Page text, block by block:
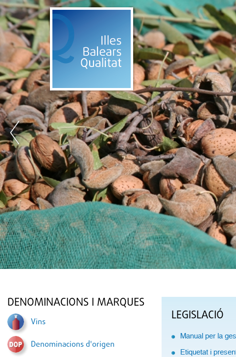
DENOMINACIONS I MARQUES
Vins
Denominacions d'origen
LEGISLACIÓ
Manual per la
Etiquetat i